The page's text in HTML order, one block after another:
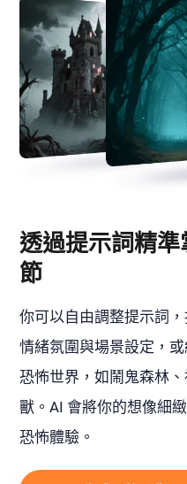
透過提示詞精
節
你可以自由調整提示詞
情緒氛圍與場景設定，
恐怖世界，如鬧鬼森林
獸。AI 會將你的想像細
恐怖體驗。